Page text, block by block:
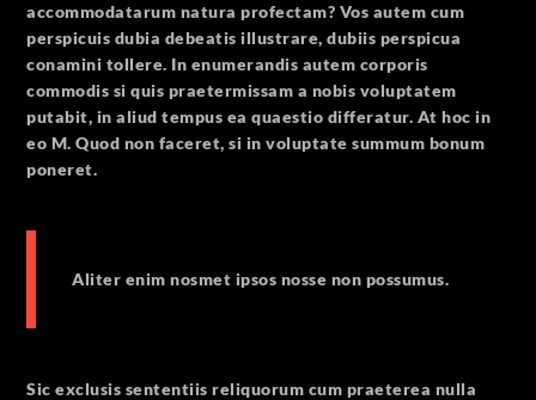
accommodatarum natura profectam? Vos autem cum
perspicuis dubia debeatis illustrare, dubiis perspicua
conamini tollere. In enumerandis autem corporis
commodis si quis praetermissam a nobis voluptatem
putabit, in aliud tempus ea quaestio differatur. At hoc in
eo M. Quod non faceret, si in voluptate summum bonum
poneret.
Aliter enim nosmet ipsos nosse non possumus.
Sic exclusis sententiis reliquorum cum praeterea nulla